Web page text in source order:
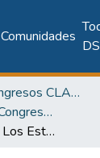
Comunidades
RedGuia / Congresos CLABES
Publicaciones del Congreso Internacional CLABES
Características De Los Estudiantes De La Generación 2015 A Su Ingreso A La Facultad De Medicina Veterinaria Y Zootecnia De La Universidad Nacional Autónoma De México. Elementos A Considerar En El Enfoque Y Estrategias Del Programa De Acción Tutorial.